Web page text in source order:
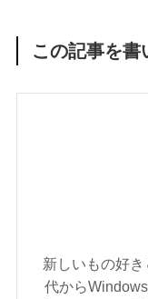
この記事を書
新しいもの好
代から